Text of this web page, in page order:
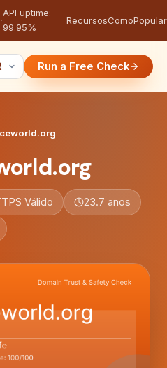
·
API uptime:
99.95%
RecursosComo
Run a Free Check
Válido 23.7 anos